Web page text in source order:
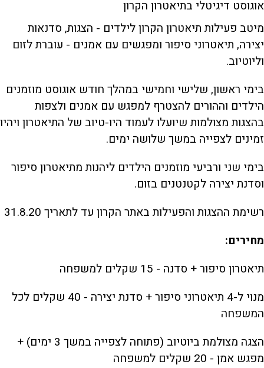
אוגוסט דיגיטלי בתיאטרון הקרון
מיטב פעילות תיאטרון הקרון לילדים - הצגות, סדנאות
יצירה, תיאטרוני סיפור ומפגשים עם אמנים - עוברת לזום
וליוטיוב.
בימי ראשון, שלישי וחמישי במהלך חודש אוגוסט מוזמנים
הילדים וההורים להצטרף למפגש עם אמנים ולצפות
בהצגות מצולמות שיועלו לעמוד היו-טיוב של התיאטרון ויהיו
זמינים לצפייה במשך שלושה ימים.
בימי שני ורביעי מוזמנים הילדים ליהנות מתיאטרון סיפור
וסדנת יצירה לקטנטנים בזום.
רשימת ההצגות והפעילות באתר הקרון עד לתאריך 31.8.20
מחירים:
תיאטרון סיפור + סדנה - 15 שקלים למשפחה
מנוי ל-4 תיאטרוני סיפור + סדנת יצירה - 40 שקלים לכל
המשפחה
הצגה מצולמת ביוטיוב (פתוחה לצפייה במשך 3 ימים) +
מפגש אמן - 20 שקלים למשפחה